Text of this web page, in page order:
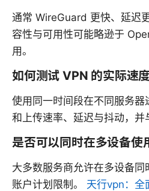
通常 WireGuard 更快、延迟
容性与可用性可能略逊于
用。
如何测试 VPN 的实际速度
使用同一时间段在不同服务
和上传速率、延迟与抖动，并
是否可以同时在多设备使
大多数服务商允许在多设备
账户计划限制。 天行vpn：全